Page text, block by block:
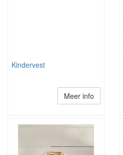
Kindervest
Meer info